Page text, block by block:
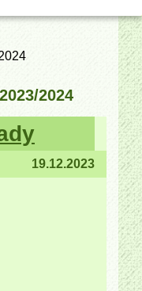
2024
19.12.2023